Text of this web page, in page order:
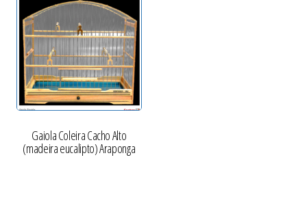
Gaiola Coleira Cacho Alto
(madeira eucalipto) Araponga